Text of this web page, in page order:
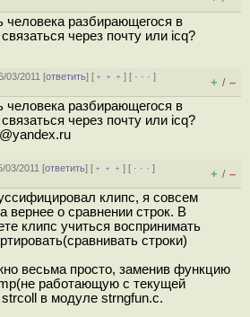
разбирающегося в
через почту или icq?
03/2011 [ответить] [ ﹢﹢﹢] [ · · ·]
+ / –
разбирающегося в
через почту или icq?
03/2011 [ответить] [ ﹢﹢﹢] [ · · ·]
+ / –
клипс, я совсем
вернее о сравнении строк. В
клипс учиться воспринимать
строки)
весьма просто, заменив функцию
работающую с текущей
в модуле strngfun.c.